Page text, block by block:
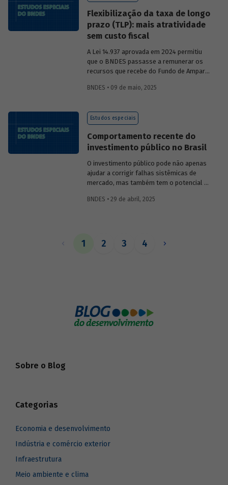
região.
Flexibilização da taxa de longo
prazo (TLP): mais atratividade
sem custo fiscal
A Lei 14.937 aprovada em 2024 permitiu
que o BNDES passasse a remunerar os
recursos que recebe do Fundo de Amparo
quanto por taxas nominais prefixadas de
impacto dessa mudança na atratividade
do apoio do BNDES.
BNDES • 09 de maio, 2025
Estudos especiais
Comportamento recente do
investimento público no Brasil
O investimento público pode não apenas
ajudar a corrigir falhas sistêmicas de
mercado, mas também tem o potencial de
economia, com efeitos multiplicadores e
do investi­mento público no Brasil nos
BNDES • 29 de abril, 2025
1 2 3 4
Sobre o Blog
Categorias
Economia e desenvolvimento
Indústria e comércio exterior
Infraestrutura
Meio ambiente e clima